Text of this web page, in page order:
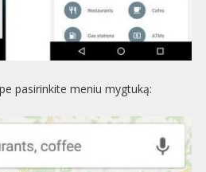
pasirinkite meniu mygtuką: